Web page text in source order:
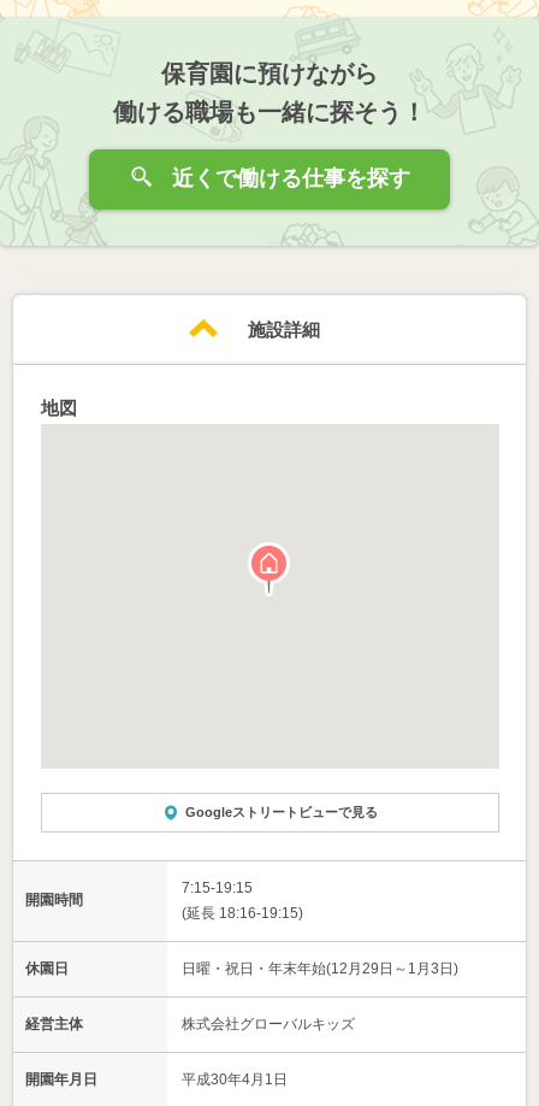
保育園に預けながら
働ける職場も一緒に探そう！
近くで働ける仕事を探す
施設詳細
地図
Googleストリートビューで見る
開園時間
7:15-19:15
(延長 18:16-19:15)
休園日 日曜・祝日・年末年始(12月29日～1月3日)
経営主体 株式会社グローバルキッズ
開園年月日 平成30年4月1日